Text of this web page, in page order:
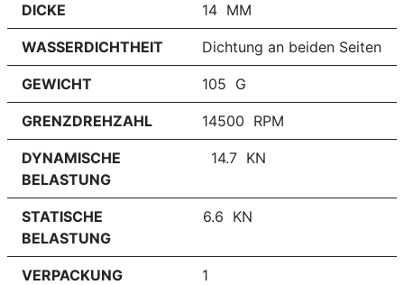
DICKE 14 MM
WASSERDICHTHEIT Dichtung an beiden Seiten
GEWICHT 105 G
GRENZDREHZAHL 14500 RPM
DYNAMISCHE
BELASTUNG
14.7 KN
STATISCHE
BELASTUNG
6.6 KN
VERPACKUNG 1